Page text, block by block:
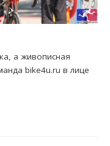
а живописная
bike4u.ru в лице